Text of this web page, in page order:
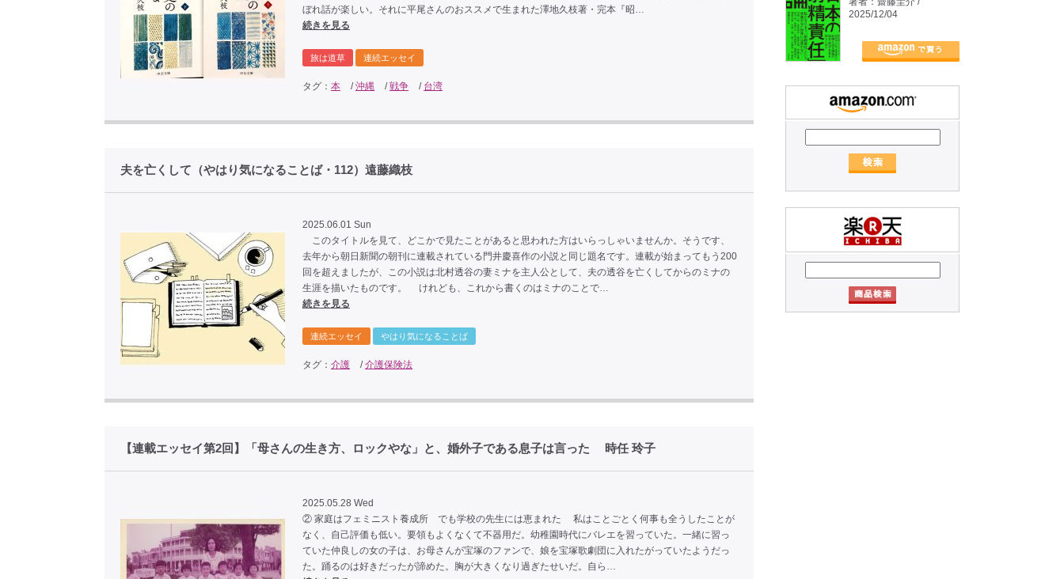
ぼれ話が楽しい。それに平尾さんのおススメで生まれた澤地久枝著・完本『昭…
続きを見る
旅は道草 連続エッセイ
タグ： 本 /沖縄 /戦争 / 台湾
夫を亡くして（やはり気になることば・112）遠藤織枝
2025.06.01 Sun
このタイトルを見て、どこかで見たことがあると思われた方はいらっしゃいませんか。そうです、
去年から朝日新聞の朝刊に連載されている門井慶喜作の小説と同じ題名です。連載が始まってもう200
回を超えましたが、この小説は北村透谷の妻ミナを主人公として、夫の透谷を亡くしてからのミナの
生涯を描いたものです。 けれども、これから書くのはミナのことで…
続きを見る
連続エッセイ やはり気になることば
タグ： 介護 /介護保険法
【連載エッセイ第2回】「母さんの生き方、ロックやな」と、婚外子である息子は言った 時任 玲子
2025.05.28 Wed
② 家庭はフェミニスト養成所 でも学校の先生には恵まれた 私はことごとく何事も全うしたことが
なく、自己評価も低い。要領もよくなくて不器用だ。幼稚園時代にバレエを習っていた。一緒に習っ
ていた仲良しの女の子は、お母さんが宝塚のファンで、娘を宝塚歌劇団に入れたがっていたようだっ
た。踊るのは好きだったが諦めた。胸が大きくなり過ぎたせいだ。自ら…
2025/12/04